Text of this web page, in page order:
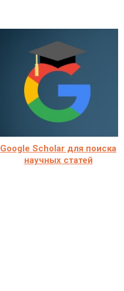
Google Scholar для поиска
научных статей